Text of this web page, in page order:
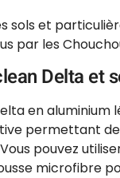
sols et
par les
Delta et
en
permettant
pouvez
microfibre